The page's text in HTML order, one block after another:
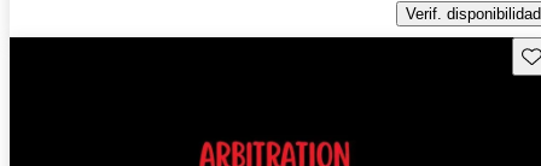
Verif. disponibilidad